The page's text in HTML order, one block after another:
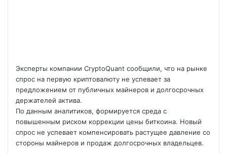
Эксперты компании CryptoQuant сообщили, что на рынке
спрос на первую криптовалюту не успевает за
предложением от публичных майнеров и долгосрочных
держателей актива.
По данным аналитиков, формируется среда с
повышенным риском коррекции цены биткоина. Новый
спрос не успевает компенсировать растущее давление со
стороны майнеров и продаж долгосрочных владельцев.